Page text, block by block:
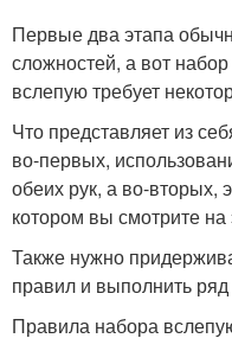
Первые два этапа
сложностей, а вот
вслепую требует
Что представляет из
во-первых,
обеих рук, а во-вторых,
котором вы смотрите на
Также нужно
правил и выполнить
Правила набора